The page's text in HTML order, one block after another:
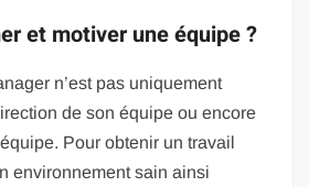
et motiver une équipe ?
n’est pas uniquement
de son équipe ou encore
Pour obtenir un travail
environnement sain ainsi